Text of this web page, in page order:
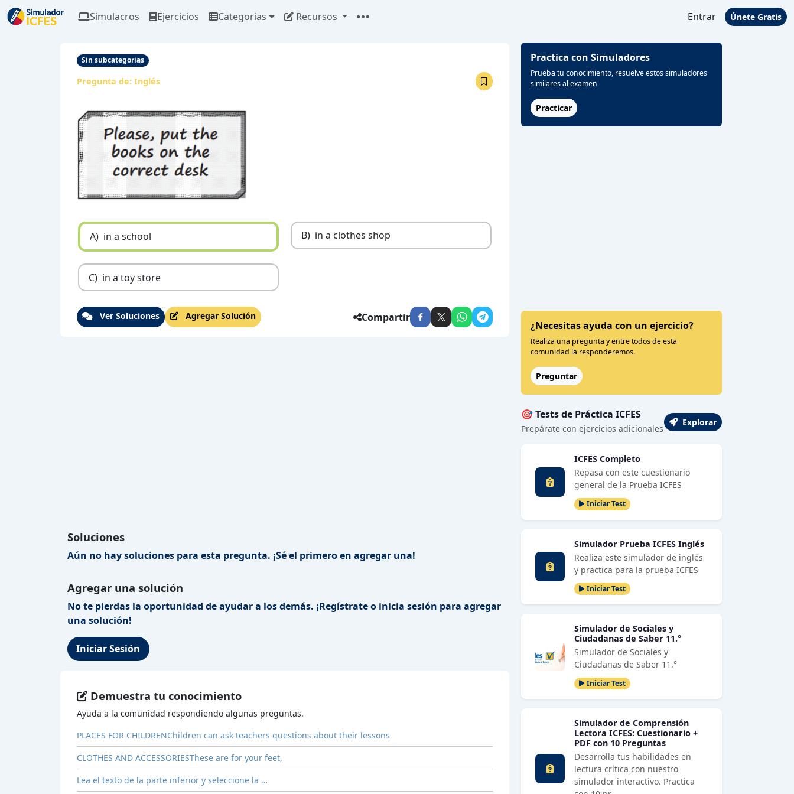
Simulacros Ejercicios Categorias Recursos Entrar Únete Gratis
Sin subcategorias
Pregunta de: Inglés
A) in a school B) in a clothes shop
C) in a toy store
Ver Soluciones Agregar Solución Compartir
Soluciones
Aún no hay soluciones para esta pregunta. ¡Sé el primero en agregar una!
Agregar una solución
No te pierdas la oportunidad de ayudar a los demás. ¡Regístrate o inicia sesión para agregar
una solución!
Iniciar Sesión
Demuestra tu conocimiento
Ayuda a la comunidad respondiendo algunas preguntas.
PLACES FOR CHILDRENChildren can ask teachers questions about their lessons
CLOTHES AND ACCESSORIESThese are for your feet,
Lea el texto de la parte inferior y seleccione la …
Practica con Simuladores
Prueba tu conocimiento, resuelve estos simuladores
similares al examen
Practicar
¿Necesitas ayuda con un ejercicio?
Realiza una pregunta y entre todos de esta
comunidad la responderemos.
Preguntar
🎯 Tests de Práctica ICFES
Prepárate con ejercicios adicionales
Explorar
ICFES Completo
Repasa con este cuestionario
general de la Prueba ICFES
Iniciar Test
Simulador Prueba ICFES Inglés
Realiza este simulador de inglés
y practica para la prueba ICFES
Iniciar Test
Simulador de Sociales y
Ciudadanas de Saber 11.°
Simulador de Sociales y
Ciudadanas de Saber 11.°
Iniciar Test
Simulador de Comprensión
Lectora ICFES: Cuestionario +
PDF con 10 Preguntas
Desarrolla tus habilidades en
lectura crítica con nuestro
simulador interactivo. Practica